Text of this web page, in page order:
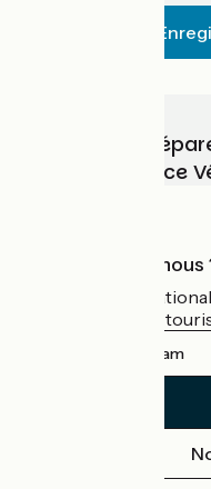
Choisissez,
vélo avec France
Qui sommes-nous
L'association
guide officiel du
Instagram